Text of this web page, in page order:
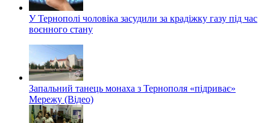
У Тернополі чоловіка засудили за крадіжку газу під час
воєнного стану
Запальний танець монаха з Тернополя «підриває»
Мережу (Відео)